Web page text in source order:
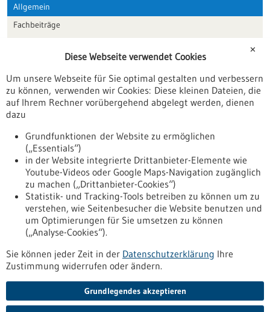
Allgemein
Fachbeiträge
Veranstaltungen
Erscheinungsdatum
Nach oben
Informiert bleiben
Newsletter abonnieren
✕
Diese Webseite verwendet Cookies
Um unsere Webseite für Sie optimal gestalten und verbessern
zu können, verwenden wir Cookies: Diese kleinen Dateien, die
auf Ihrem Rechner vorübergehend abgelegt werden, dienen
dazu
Grundfunktionen der Website zu ermöglichen
(„Essentials“)
in der Website integrierte Drittanbieter-Elemente wie
Youtube-Videos oder Google Maps-Navigation zugänglich
zu machen („Drittanbieter-Cookies“)
Statistik- und Tracking-Tools betreiben zu können um zu
verstehen, wie Seitenbesucher die Website benutzen und
um Optimierungen für Sie umsetzen zu können
(„Analyse-Cookies“).
Sie können jeder Zeit in der Datenschutzerklärung Ihre
Zustimmung widerrufen oder ändern.
Grundlegendes akzeptieren